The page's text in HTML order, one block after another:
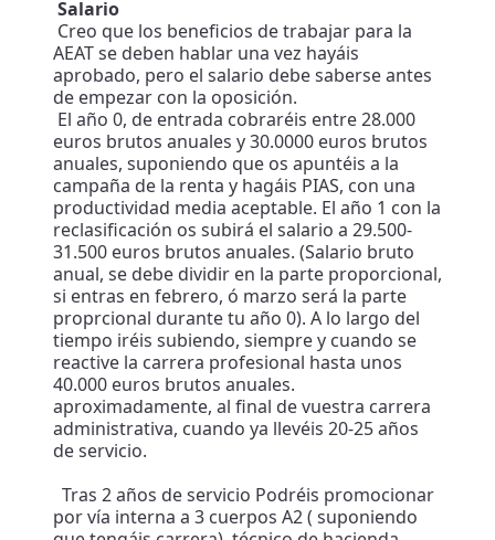
Salario
Creo que los beneficios de trabajar para la
AEAT se deben hablar una vez hayáis
aprobado, pero el salario debe saberse antes
de empezar con la oposición.
El año 0, de entrada cobraréis entre 28.000
euros brutos anuales y 30.0000 euros brutos
anuales, suponiendo que os apuntéis a la
campaña de la renta y hagáis PIAS, con una
productividad media aceptable. El año 1 con la
reclasificación os subirá el salario a 29.500-
31.500 euros brutos anuales. (Salario bruto
anual, se debe dividir en la parte proporcional,
si entras en febrero, ó marzo será la parte
proprcional durante tu año 0). A lo largo del
tiempo iréis subiendo, siempre y cuando se
reactive la carrera profesional hasta unos
40.000 euros brutos anuales.
aproximadamente, al final de vuestra carrera
administrativa, cuando ya llevéis 20-25 años
de servicio.
Tras 2 años de servicio Podréis promocionar
por vía interna a 3 cuerpos A2 ( suponiendo